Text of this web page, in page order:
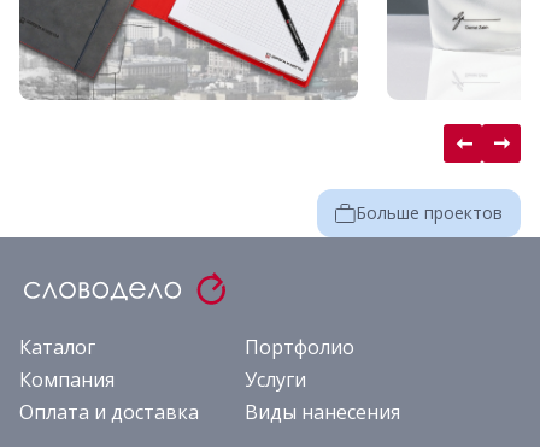
Больше проектов
Каталог
Портфолио
Компания
Услуги
Оплата и доставка
Виды нанесения